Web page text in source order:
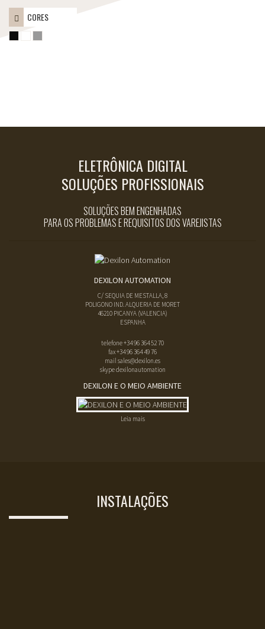
CORES
ELETRÔNICA DIGITAL
SOLUÇÕES PROFISSIONAIS
SOLUÇÕES BEM ENGENHADAS
PARA OS PROBLEMAS E REQUISITOS DOS VAREJISTAS
DEXILON AUTOMATION
C/ SEQUIA DE MESTALLA, 8
POLIGONO IND. ALQUERIA DE MORET
46210 PICANYA (VALENCIA)
ESPANHA
telefone+34 96 364 52 70
fax+34 96 364 49 76
mail sales@dexilon.es
skype dexilonautomation
DEXILON E O MEIO AMBIENTE
Leia mais
INSTALAÇÕES